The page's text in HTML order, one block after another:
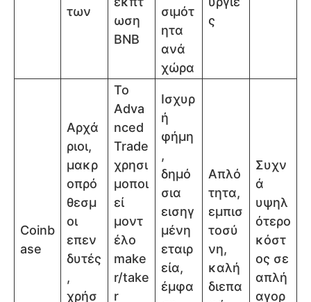
των
ωση
BNB
σιμότ
ητα
ανά
χώρα
ς
Coinb
ase
Αρχά
ριοι,
μακρ
οπρό
θεσμ
οι
επεν
δυτές
,
χρήσ
Το
Adva
nced
Trade
χρησι
μοποι
εί
μοντ
έλο
make
r/take
r
Ισχυρ
ή
φήμη
,
δημό
σια
εισηγ
μένη
εταιρ
εία,
έμφα
Απλό
τητα,
εμπισ
τοσύ
νη,
καλή
διεπα
Συχν
ά
υψηλ
ότερο
κόστ
ος σε
απλή
αγορ